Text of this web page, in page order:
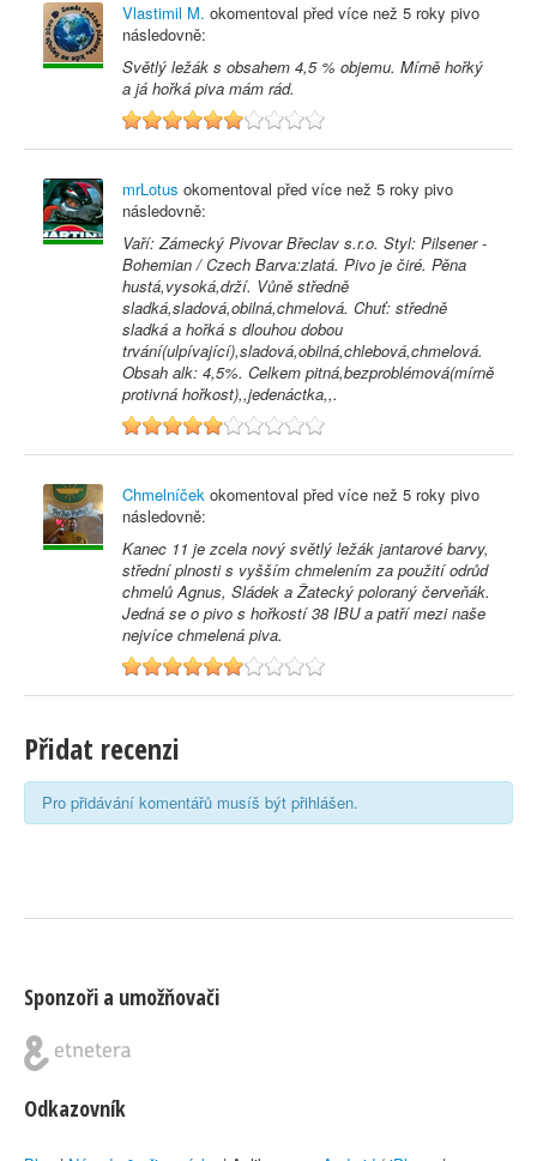
Vlastimil M. okomentoval před více než 5 roky pivo
následovně:
Světlý ležák s obsahem 4,5 % objemu. Mírně hořký
a já hořká piva mám rád.
6
mrLotus okomentoval před více než 5 roky pivo
následovně:
Vaří: Zámecký Pivovar Břeclav s.r.o. Styl: Pilsener -
Bohemian / Czech Barva:zlatá. Pivo je čiré. Pěna
hustá,vysoká,drží. Vůně středně
sladká,sladová,obilná,chmelová. Chuť: středně
sladká a hořká s dlouhou dobou
trvání(ulpívající),sladová,obilná,chlebová,chmelová.
Obsah alk: 4,5%. Celkem pitná,bezproblémová(mírně
protivná hořkost),,jedenáctka,,.
5
Chmelníček okomentoval před více než 5 roky pivo
následovně:
Kanec 11 je zcela nový světlý ležák jantarové barvy,
střední plnosti s vyšším chmelením za použití odrůd
chmelů Agnus, Sládek a Žatecký poloraný červeňák.
Jedná se o pivo s hořkostí 38 IBU a patří mezi naše
nejvíce chmelená piva.
6
Přidat recenzi
Pro přidávání komentářů musíš být přihlášen.
Sponzoři a umožňovači
Odkazovník